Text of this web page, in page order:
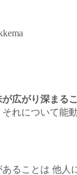
広がり深まるこ
れについて能
ることは 他人